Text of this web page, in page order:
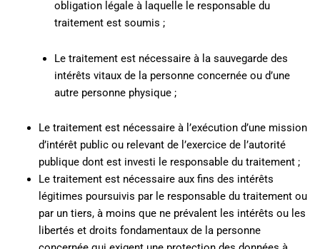
obligation légale à laquelle le responsable du
traitement est soumis ;
Le traitement est nécessaire à la sauvegarde des
intérêts vitaux de la personne concernée ou d’une
autre personne physique ;
Le traitement est nécessaire à l’exécution d’une mission
d’intérêt public ou relevant de l’exercice de l’autorité
publique dont est investi le responsable du traitement ;
Le traitement est nécessaire aux fins des intérêts
légitimes poursuivis par le responsable du traitement ou
par un tiers, à moins que ne prévalent les intérêts ou les
libertés et droits fondamentaux de la personne